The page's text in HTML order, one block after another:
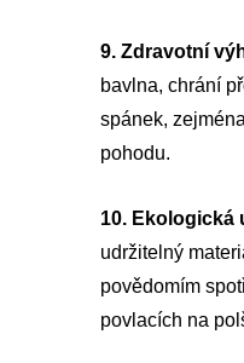
9. Zdravotní
bavlna, chrání
spánek,
pohodu.
10. Ekologická
udržitelný
povědomím
povlacích na